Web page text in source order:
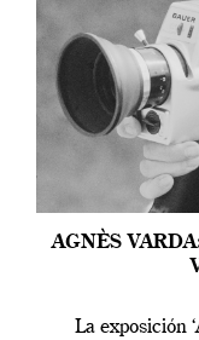
AGNÈS
La exposición